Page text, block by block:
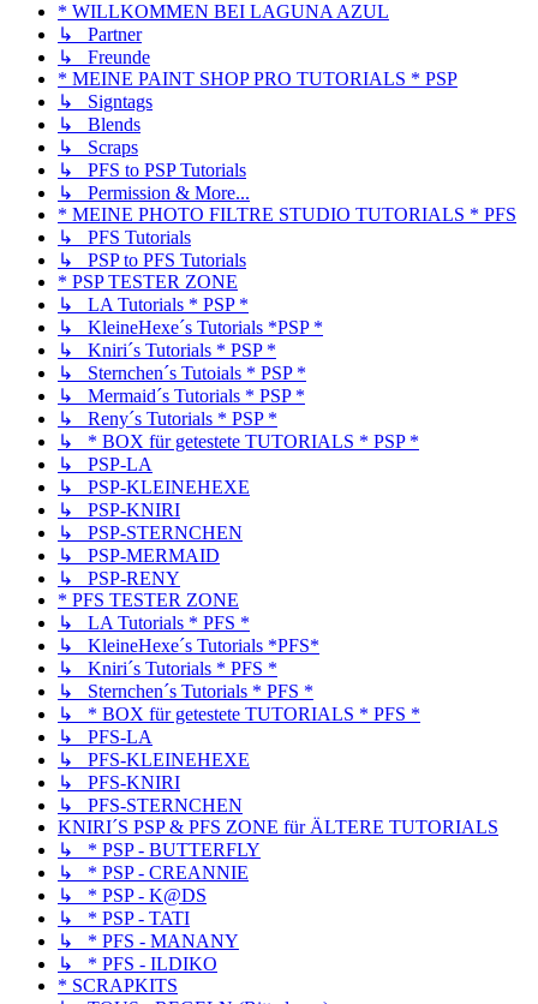
* WILLKOMMEN BEI LAGUNA AZUL
↳ Partner
↳ Freunde
* MEINE PAINT SHOP PRO TUTORIALS * PSP
↳ Signtags
↳ Blends
↳ Scraps
↳ PFS to PSP Tutorials
↳ Permission & More...
* MEINE PHOTO FILTRE STUDIO TUTORIALS * PFS
↳ PFS Tutorials
↳ PSP to PFS Tutorials
* PSP TESTER ZONE
↳ LA Tutorials * PSP *
↳ KleineHexe´s Tutorials *PSP *
↳ Kniri´s Tutorials * PSP *
↳ Sternchen´s Tutoials * PSP *
↳ Mermaid´s Tutorials * PSP *
↳ Reny´s Tutorials * PSP *
↳ * BOX für getestete TUTORIALS * PSP *
↳ PSP-LA
↳ PSP-KLEINEHEXE
↳ PSP-KNIRI
↳ PSP-STERNCHEN
↳ PSP-MERMAID
↳ PSP-RENY
* PFS TESTER ZONE
↳ LA Tutorials * PFS *
↳ KleineHexe´s Tutorials *PFS*
↳ Kniri´s Tutorials * PFS *
↳ Sternchen´s Tutorials * PFS *
↳ * BOX für getestete TUTORIALS * PFS *
↳ PFS-LA
↳ PFS-KLEINEHEXE
↳ PFS-KNIRI
↳ PFS-STERNCHEN
KNIRI´S PSP & PFS ZONE für ÄLTERE TUTORIALS
↳ * PSP - BUTTERFLY
↳ * PSP - CREANNIE
↳ * PSP - K@DS
↳ * PSP - TATI
↳ * PFS - MANANY
↳ * PFS - ILDIKO
* SCRAPKITS